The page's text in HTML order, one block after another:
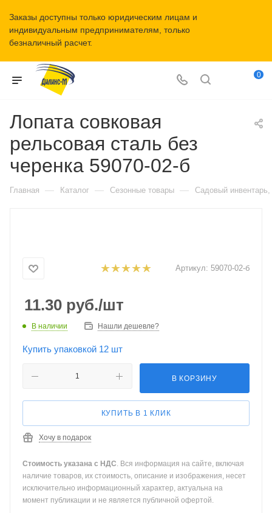
Заказы доступны только юридическим лицам и
индивидуальным предпринимателям, только
безналичный расчет.
0
Лопата совковая
рельсовая сталь без
черенка 59070-02-б
Главная — Каталог — Сезонные товары — Садовый инвентарь,
Артикул: 59070-02-б
11.30 руб./шт
В наличии Нашли дешевле?
Купить упаковкой 12 шт
В КОРЗИНУ
КУПИТЬ В 1 КЛИК
Хочу в подарок
Стоимость указана с НДС. Вся информация на сайте, включая
наличие товаров, их стоимость, описание и изображения, несет
исключительно информационный характер, актуальна на
момент публикации и не является публичной офертой.